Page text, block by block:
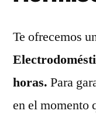
Te ofrecemos
horas. Para
en el momento